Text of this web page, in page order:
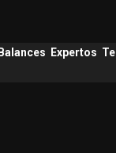
Expertos